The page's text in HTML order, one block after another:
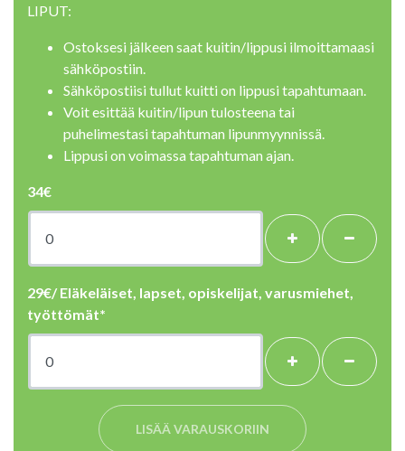
LIPUT:
Ostoksesi jälkeen saat kuitin/lippusi ilmoittamaasi
sähköpostiin.
Sähköpostiisi tullut kuitti on lippusi tapahtumaan.
Voit esittää kuitin/lipun tulosteena tai
puhelimestasi tapahtuman lipunmyynnissä.
Lippusi on voimassa tapahtuman ajan.
34€
29€/ Eläkeläiset, lapset, opiskelijat, varusmiehet,
työttömät*
LISÄÄ VARAUSKORIIN